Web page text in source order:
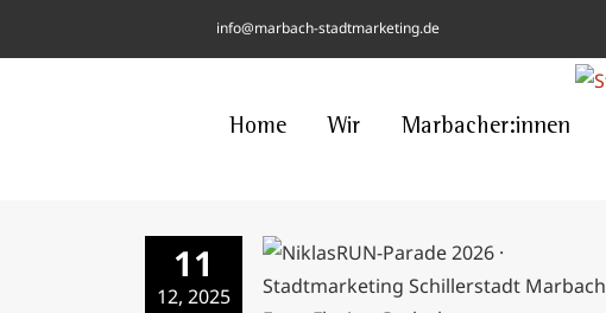
info@marbach-stadtmarketing.de
Home Wir Marbacher:innen
11
12, 2025
NiklasRUN-Parade sammelt 220,60 €